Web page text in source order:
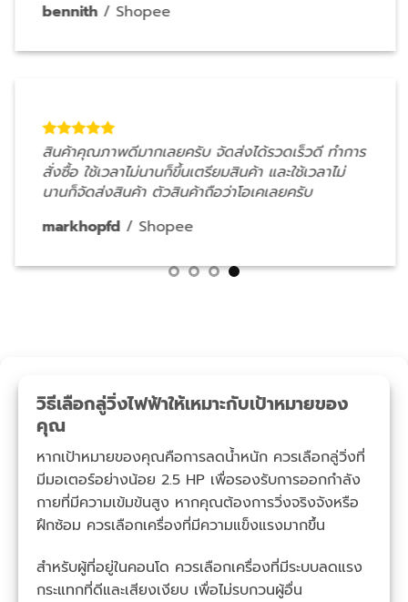
bennith / Shopee
สินค้าคุณภาพดีมากเลยครับ จัดส่งได้รวดเร็วดี ทำการ
สั่งซื้อ ใช้เวลาไม่นานก็ขึ้นเตรียมสินค้า และใช้เวลาไม่
นานก็จัดส่งสินค้า ตัวสินค้าถือว่าโอเคเลยครับ
markhopfd / Shopee
วิธีเลือกลู่วิ่งไฟฟ้าให้เหมาะกับเป้าหมายของ
คุณ
หากเป้าหมายของคุณคือการลดน้ำหนัก ควรเลือกลู่วิ่งที่
มีมอเตอร์อย่างน้อย 2.5 HP เพื่อรองรับการออกกำลัง
กายที่มีความเข้มข้นสูง หากคุณต้องการวิ่งจริงจังหรือ
ฝึกซ้อม ควรเลือกเครื่องที่มีความแข็งแรงมากขึ้น
สำหรับผู้ที่อยู่ในคอนโด ควรเลือกเครื่องที่มีระบบลดแรง
กระแทกที่ดีและเสียงเงียบ เพื่อไม่รบกวนผู้อื่น